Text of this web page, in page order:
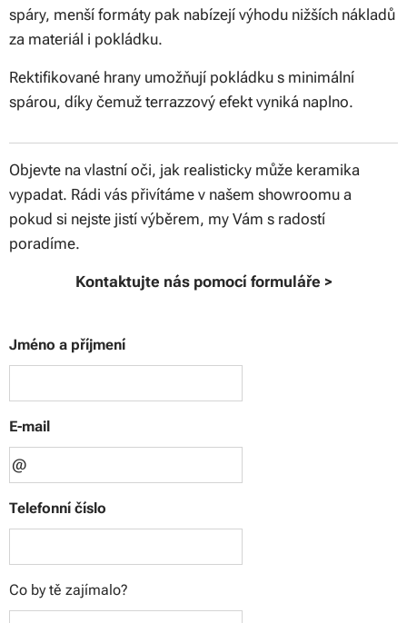
spáry, menší formáty pak nabízejí výhodu nižších nákladů
za materiál i pokládku.
Rektifikované hrany umožňují pokládku s minimální
spárou, díky čemuž terrazzový efekt vyniká naplno.
Objevte na vlastní oči, jak realisticky může keramika
vypadat. Rádi vás přivítáme v našem showroomu a
pokud si nejste jistí výběrem, my Vám s radostí
poradíme.
Kontaktujte nás pomocí formuláře >
Jméno a příjmení
E-mail
Telefonní číslo
Co by tě zajímalo?